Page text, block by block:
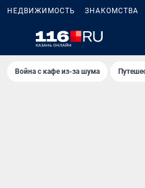
НЕДВИЖИМОСТЬ ЗНАКОМСТВА
Война с кафе из-за шума